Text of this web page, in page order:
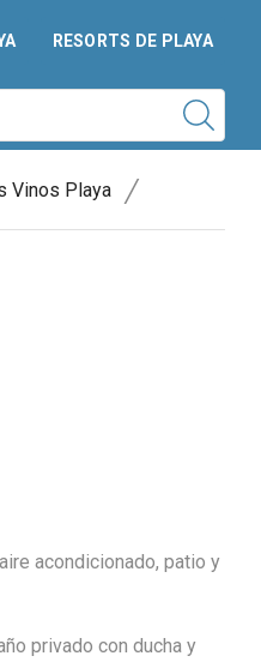
RESORTS DE PLAYA
Vinos Playa /
acondicionado, patio y
privado con ducha y